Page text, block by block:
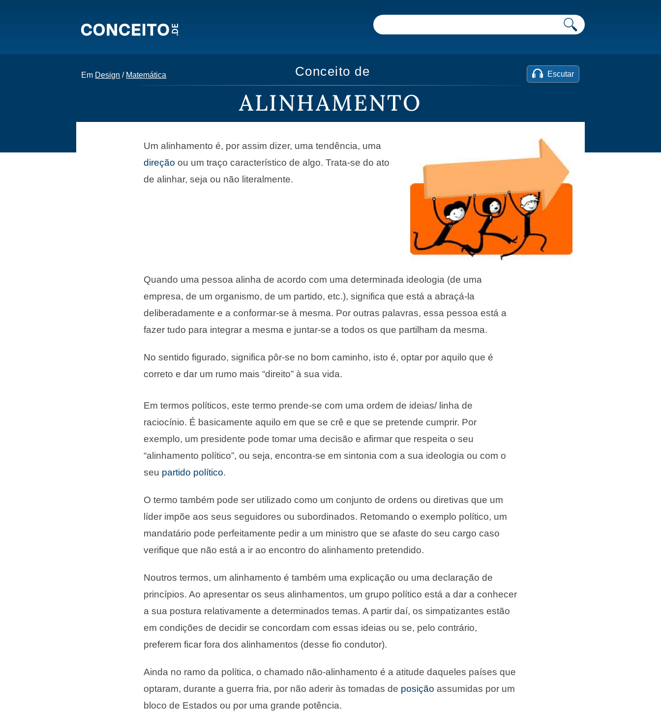
Em Design / Matemática Escutar
Conceito de
ALINHAMENTO
Um alinhamento é, por assim dizer, uma tendência, uma
direção ou um traço característico de algo. Trata-se do ato
de alinhar, seja ou não literalmente.
Quando uma pessoa alinha de acordo com uma determinada ideologia (de uma
empresa, de um organismo, de um partido, etc.), significa que está a abraçá-la
deliberadamente e a conformar-se à mesma. Por outras palavras, essa pessoa está a
fazer tudo para integrar a mesma e juntar-se a todos os que partilham da mesma.
No sentido figurado, significa pôr-se no bom caminho, isto é, optar por aquilo que é
correto e dar um rumo mais “direito” à sua vida.
Em termos políticos, este termo prende-se com uma ordem de ideias/ linha de
raciocínio. É basicamente aquilo em que se crê e que se pretende cumprir. Por
exemplo, um presidente pode tomar uma decisão e afirmar que respeita o seu
“alinhamento político”, ou seja, encontra-se em sintonia com a sua ideologia ou com o
seu partido político.
O termo também pode ser utilizado como um conjunto de ordens ou diretivas que um
líder impõe aos seus seguidores ou subordinados. Retomando o exemplo político, um
mandatário pode perfeitamente pedir a um ministro que se afaste do seu cargo caso
verifique que não está a ir ao encontro do alinhamento pretendido.
Noutros termos, um alinhamento é também uma explicação ou uma declaração de
princípios. Ao apresentar os seus alinhamentos, um grupo político está a dar a conhecer
a sua postura relativamente a determinados temas. A partir daí, os simpatizantes estão
em condições de decidir se concordam com essas ideias ou se, pelo contrário,
preferem ficar fora dos alinhamentos (desse fio condutor).
Ainda no ramo da política, o chamado não-alinhamento é a atitude daqueles países que
optaram, durante a guerra fria, por não aderir às tomadas de posição assumidas por um
bloco de Estados ou por uma grande potência.